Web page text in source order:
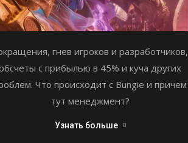
гнев игроков и разработчиков,
с прибылью в 45% и куча других
Что происходит с Bungie и причем
тут менеджмент?
Узнать больше